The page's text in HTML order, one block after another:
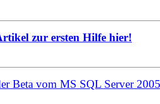
zur ersten Hilfe hier!
Beta vom MS SQL Server 2005